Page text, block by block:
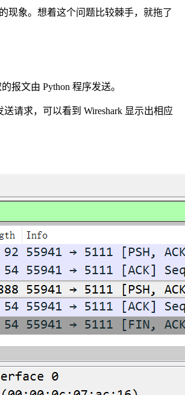
现象。想着这个问题比较棘手，就拖了
报文由 Python 程序发送。
请求，可以看到 Wireshark 显示出相应